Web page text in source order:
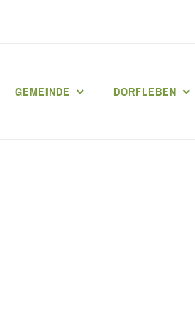
GEMEINDE DORFLEBEN